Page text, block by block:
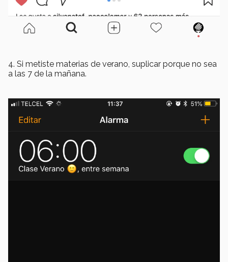
4. Si metiste materias de verano, suplicar porque no sea
a las 7 de la mañana.